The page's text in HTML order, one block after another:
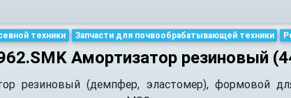
техники Запчасти для почвообрабатывающей техники
Амортизатор резиновый
резиновый (демпфер, эластомер), формовой